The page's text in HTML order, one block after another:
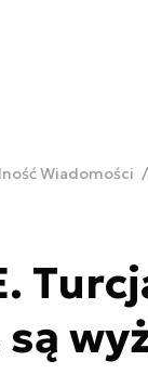
Wiadomości